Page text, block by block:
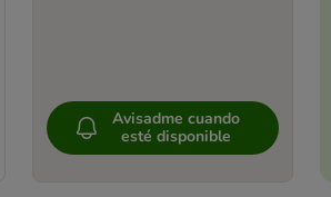
Avisadme cuando
esté disponible